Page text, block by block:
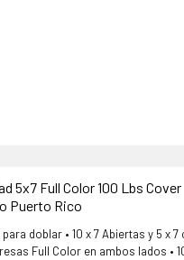
5x7 Full Color 100 Lbs Cover
Puerto Rico
doblar • 10 x 7 Abiertas y 5 x 7
Full Color en ambos lados •